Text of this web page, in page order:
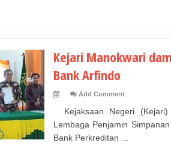
Kejari Manokwari
Bank Arfindo
Add Comment
Kejaksaan Negeri (Kejari)
Lembaga Penjamin
Bank Perkreditan ...